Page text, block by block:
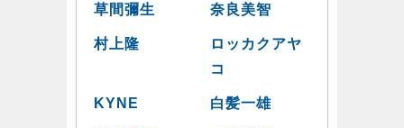
草間彌生 奈良美智
村上隆
ロッカクアヤ
コ
KYNE 白髪一雄